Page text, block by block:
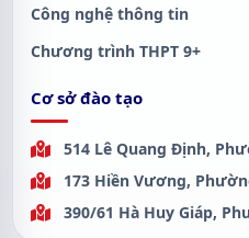
Công nghệ thông tin
Chương trình THPT 9+
Cơ sở đào tạo
514 Lê Quang Định,
173 Hiền Vương,
390/61 Hà Huy Giáp,